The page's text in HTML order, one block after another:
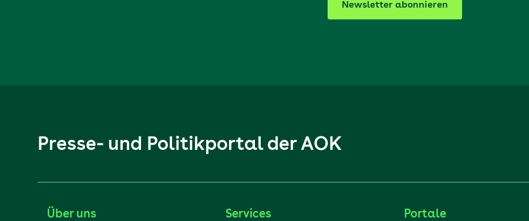
Newsletter abonnieren
Presse- und Politikportal der AOK
Über uns Services Portale